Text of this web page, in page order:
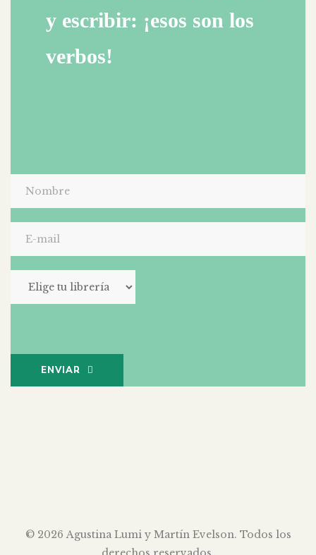
y escribir: ¡esos son los
verbos!
ENVIAR
© 2026 Agustina Lumi y Martín Evelson. Todos los